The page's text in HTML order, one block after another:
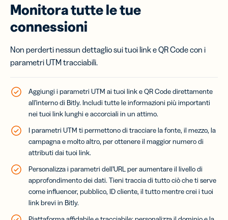
Monitora tutte le tue
connessioni
Non perderti nessun dettaglio sui tuoi link e QR Code con i
parametri UTM tracciabili.
Aggiungi i parametri UTM ai tuoi link e QR Code direttamente
all’interno di Bitly. Includi tutte le informazioni più importanti
nei tuoi link lunghi e accorciali in un attimo.
I parametri UTM ti permettono di tracciare la fonte, il mezzo, la
campagna e molto altro, per ottenere il maggior numero di
attributi dai tuoi link.
Personalizza i parametri dell’URL per aumentare il livello di
approfondimento dei dati. Tieni traccia di tutto ciò che ti serve
come influencer, pubblico, ID cliente, il tutto mentre crei i tuoi
link brevi in Bitly.